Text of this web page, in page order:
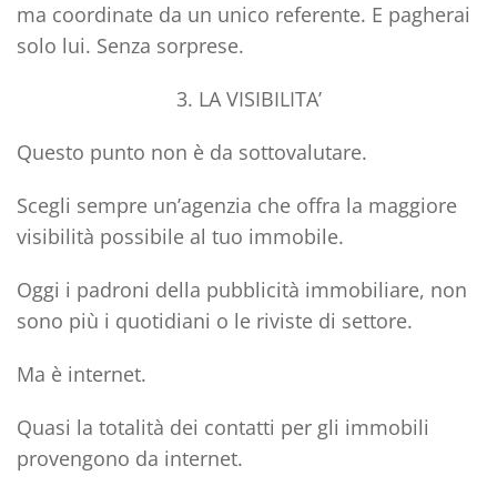
ma coordinate da un unico referente. E pagherai
solo lui. Senza sorprese.
3. LA VISIBILITA’
Questo punto non è da sottovalutare.
Scegli sempre un’agenzia che offra la maggiore
visibilità possibile al tuo immobile.
Oggi i padroni della pubblicità immobiliare, non
sono più i quotidiani o le riviste di settore.
Ma è internet.
Quasi la totalità dei contatti per gli immobili
provengono da internet.